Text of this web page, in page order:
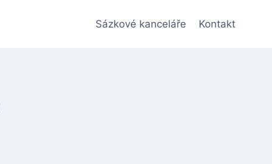
Sázkové kanceláře Kontakt